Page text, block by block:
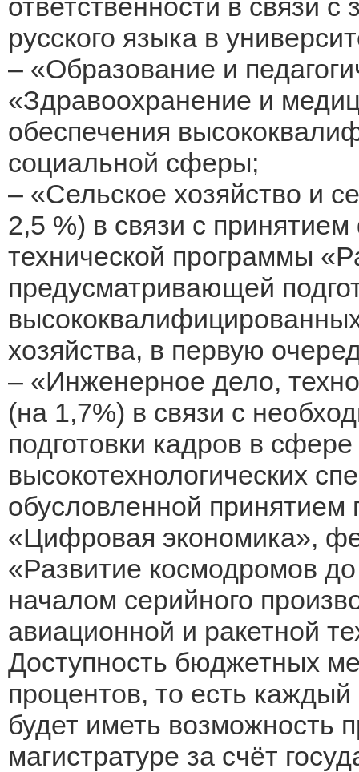
ответственности в связи
русского языка в
– «Образование и
«Здравоохранение и
обеспечения
социальной сферы;
– «Сельское хозяйство и
2,5 %) в связи с
технической программы
предусматривающей
хозяйства, в первую
– «Инженерное дело,
(на 1,7%) в связи с
подготовки кадров в
высокотехнологических
обусловленной принятием
«Цифровая экономика»,
«Развитие космодромов
началом серийного
авиационной и ракетной
Доступность бюджетных
процентов, то есть
будет иметь возможность
магистратуре за счёт